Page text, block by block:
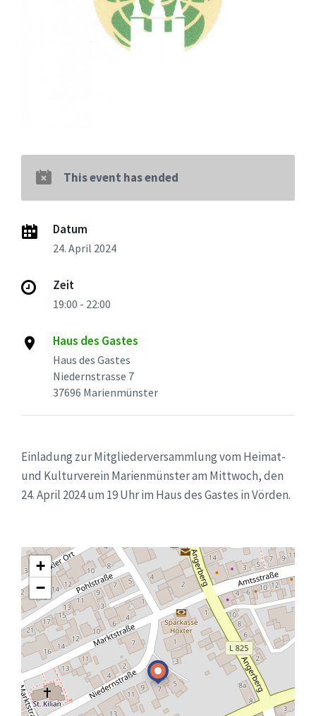
This event has ended
Datum
24. April 2024
Zeit
19:00 - 22:00
Haus des Gastes
Haus des Gastes
Niedernstrasse 7
37696 Marienmünster
Einladung zur Mitgliederversammlung vom Heimat-
und Kulturverein Marienmünster am Mittwoch, den
24. April 2024 um 19 Uhr im Haus des Gastes in Vörden.
+
−